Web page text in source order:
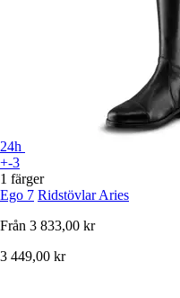
24h
+-3
1 färger
Ego 7 Ridstövlar Aries
Från 3 833,00 kr
3 449,00 kr